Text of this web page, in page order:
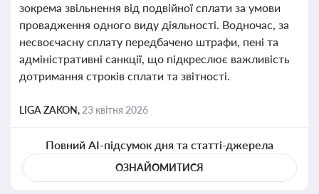
зокрема звільнення від подвійної сплати за умови
провадження одного виду діяльності. Водночас, за
несвоєчасну сплату передбачено штрафи, пені та
адміністративні санкції, що підкреслює важливість
дотримання строків сплати та звітності.
LIGA ZAKON, 23 квітня 2026
Повний AI-підсумок дня та статті-джерела
ОЗНАЙОМИТИСЯ